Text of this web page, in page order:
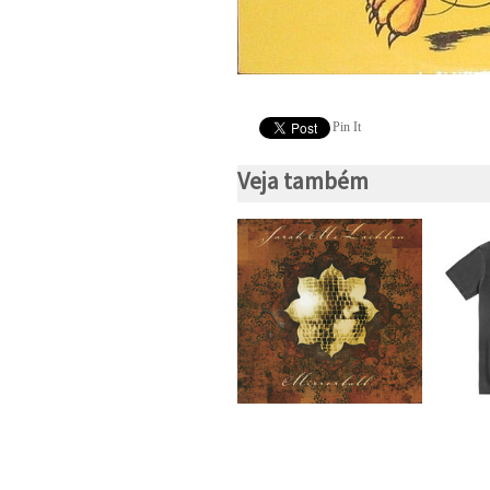
Pin It
Veja também